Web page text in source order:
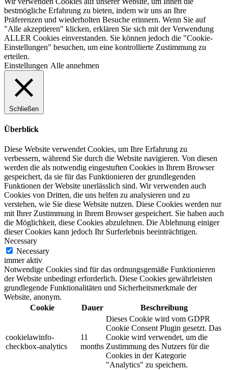
bestmögliche Erfahrung zu bieten, indem wir uns an Ihre
Präferenzen und wiederholten Besuche erinnern. Wenn Sie auf
"Alle akzeptieren" klicken, erklären Sie sich mit der Verwendung
ALLER Cookies einverstanden. Sie können jedoch die "Cookie-
Einstellungen" besuchen, um eine kontrollierte Zustimmung zu
erteilen.
Einstellungen Alle annehmen
Schließen
Überblick
Diese Website verwendet Cookies, um Ihre Erfahrung zu
verbessern, während Sie durch die Website navigieren. Von diesen
werden die als notwendig eingestuften Cookies in Ihrem Browser
gespeichert, da sie für das Funktionieren der grundlegenden
Funktionen der Website unerlässlich sind. Wir verwenden auch
Cookies von Dritten, die uns helfen zu analysieren und zu
verstehen, wie Sie diese Website nutzen. Diese Cookies werden nur
mit Ihrer Zustimmung in Ihrem Browser gespeichert. Sie haben auch
die Möglichkeit, diese Cookies abzulehnen. Die Ablehnung einiger
dieser Cookies kann jedoch Ihr Surferlebnis beeinträchtigen.
Necessary
Necessary
immer aktiv
Notwendige Cookies sind für das ordnungsgemäße Funktionieren
der Website unbedingt erforderlich. Diese Cookies gewährleisten
grundlegende Funktionalitäten und Sicherheitsmerkmale der
Website, anonym.
Cookie
Dauer Beschreibung
cookielawinfo-
checkbox-analytics
11
months
Dieses Cookie wird vom GDPR
Cookie Consent Plugin gesetzt. Das
Cookie wird verwendet, um die
Zustimmung des Nutzers für die
Cookies in der Kategorie
"Analytics" zu speichern.